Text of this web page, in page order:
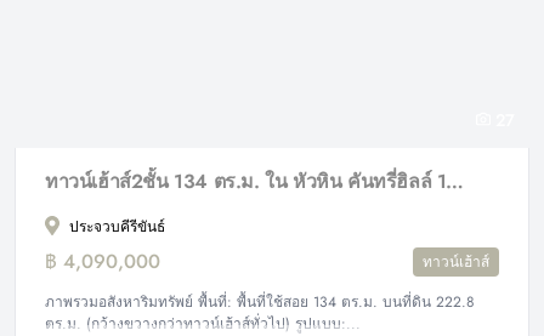
ทาวน์เฮ้าส์2ชั้น 134 ตร.ม. ใน หัวหิน คันทรี่ฮิลล์ 1 ซอย102
ประจวบคีรีขันธ์
฿ 4,090,000
ทาวน์เฮ้าส์
ภาพรวมอสังหาริมทรัพย์ พื้นที่: พื้นที่ใช้สอย 134 ตร.ม. บนที่ดิน 222.8
ตร.ม. (กว้างขวางกว่าทาวน์เฮ้าส์ทั่วไป) รูปแบบ:...